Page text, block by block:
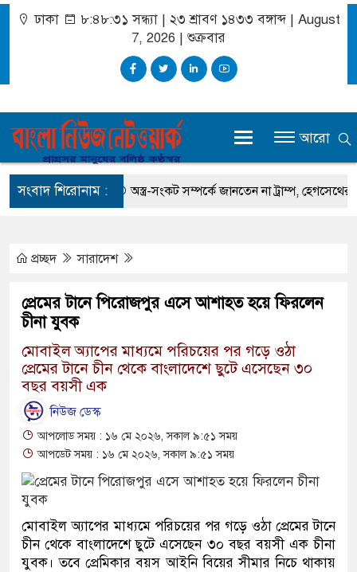
ঢাকা ৮:৪৮:৩১ সন্ধ্যা | ২৩ শ্রাবণ ১৪৩৩ বঙ্গাব্দ | August
7, 2026 | শুক্রবার
আরো
সংবাদ শিরোনাম :
এফ রহমান অস্ত্র-সংকট সম্পর্কে জানতেন না ট্রাম্প, হেগসেথের সঙ্গে
প্রচ্ছদ সারাদেশ
প্রেমের টানে পিরোজপুর এসে আশাহত হয়ে ফিরলেন
চীনা যুবক
মোবাইল অ্যাপের মাধ্যমে পরিচয়ের পর গড়ে ওঠা
প্রেমের টানে চীন থেকে বাংলাদেশে ছুটে এসেছেন ৩০
বছর বয়সী এক
নিউজ ডেস্ক
আপলোড সময় : ১৬ মে ২০২৬, সকাল ৯:৫১ সময়
আপডেট সময় : ১৬ মে ২০২৬, সকাল ৯:৫১ সময়
মোবাইল অ্যাপের মাধ্যমে পরিচয়ের পর গড়ে ওঠা প্রেমের টানে
চীন থেকে বাংলাদেশে ছুটে এসেছেন ৩০ বছর বয়সী এক চীনা
যুবক। তবে প্রেমিকার বয়স আইনি বিয়ের সীমার নিচে থাকায়